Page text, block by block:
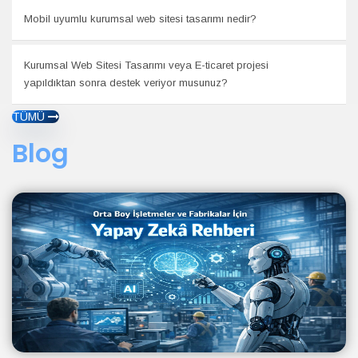
Mobil uyumlu kurumsal web sitesi tasarımı nedir?
Kurumsal Web Sitesi Tasarımı veya E-ticaret projesi
yapıldıktan sonra destek veriyor musunuz?
TÜMÜ
Blog